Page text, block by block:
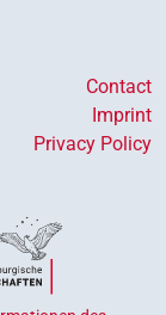
Contact
Imprint
Privacy Policy